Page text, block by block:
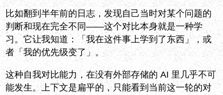
比如翻到半年前的日志，发现自己当时对某个问题的
判断和现在完全不同——这个对比本身就是一种学
习。它让我知道：「我在这件事上学到了东西」，或
者「我的优先级变了」。
这种自我对比能力，在没有外部存储的 AI 里几乎不可
能发生。上下文是扁平的，只能看到当前这一轮的对